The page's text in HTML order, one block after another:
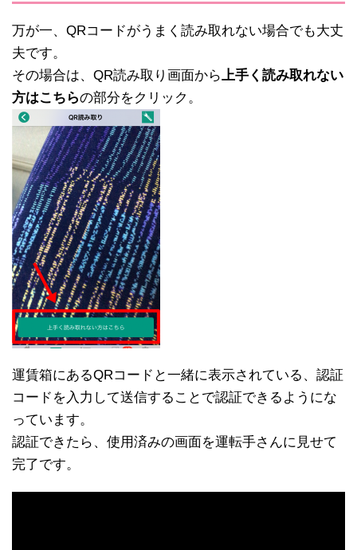
万が一、QRコードがうまく読み取れない場合でも大丈
夫です。
その場合は、QR読み取り画面から 上手く読み取れない
方はこちらの部分をクリック。
運賃箱にあるQRコードと一緒に表示されている、認証
コードを入力して送信することで認証できるようにな
っています。
認証できたら、使用済みの画面を運転手さんに見せて
完了です。